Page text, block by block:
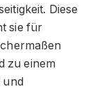
Diese
sie für
zu einem
und